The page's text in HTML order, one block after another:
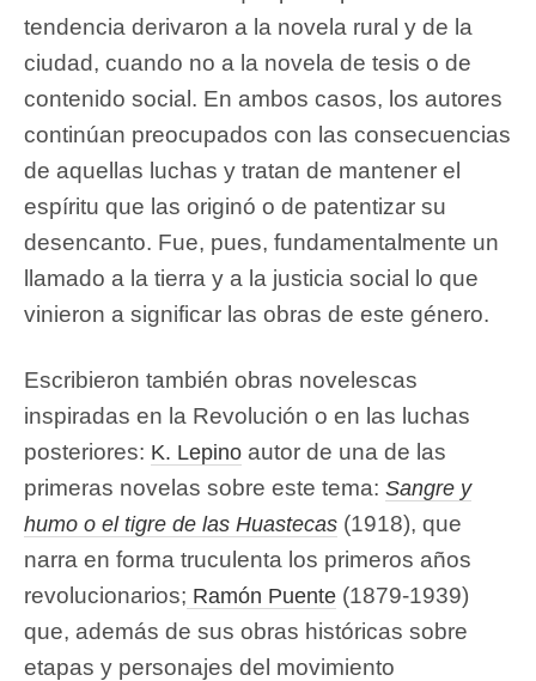
tendencia derivaron a la novela rural y de la
ciudad, cuando no a la novela de tesis o de
contenido social. En ambos casos, los autores
continúan preocupados con las consecuencias
de aquellas luchas y tratan de mantener el
espíritu que las originó o de patentizar su
desencanto. Fue, pues, fundamentalmente un
llamado a la tierra y a la justicia social lo que
vinieron a significar las obras de este género.
Escribieron también obras novelescas
inspiradas en la Revolución o en las luchas
posteriores: K. Lepino autor de una de las
primeras novelas sobre este tema: Sangre y
humo o el tigre de las Huastecas (1918), que
narra en forma truculenta los primeros años
revolucionarios; Ramón Puente (1879-1939)
que, además de sus obras históricas sobre
etapas y personajes del movimiento